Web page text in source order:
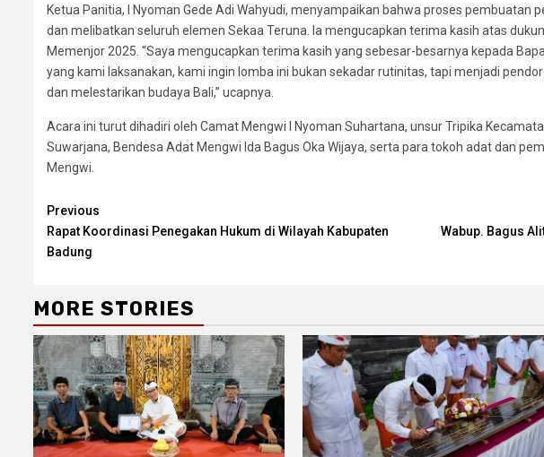
Ketua Panitia, I Nyoman Gede Adi Wahyudi, menyampaikan bahwa proses
dan melibatkan seluruh elemen Sekaa Teruna. Ia mengucapkan terima kasih atas
Memenjor 2025. “Saya mengucapkan terima kasih yang sebesar-besarnya kepada
yang kami laksanakan, kami ingin lomba ini bukan sekadar rutinitas, tapi menjadi
dan melestarikan budaya Bali,” ucapnya.
Acara ini turut dihadiri oleh Camat Mengwi I Nyoman Suhartana, unsur Tripika
Suwarjana, Bendesa Adat Mengwi Ida Bagus Oka Wijaya, serta para tokoh adat dan
Mengwi.
Continue
Reading
Previous
Rapat Koordinasi Penegakan Hukum di Wilayah Kabupaten
Badung
Wabup. Bagus
MORE STORIES